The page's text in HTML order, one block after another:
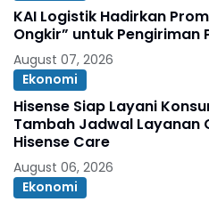
KAI Logistik Hadirkan
Ongkir” untuk Pengiriman
August 07, 2026
Ekonomi
Hisense Siap Layani
Tambah Jadwal Layanan
Hisense Care
August 06, 2026
Ekonomi